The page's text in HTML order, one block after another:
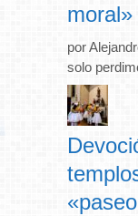
por
solo